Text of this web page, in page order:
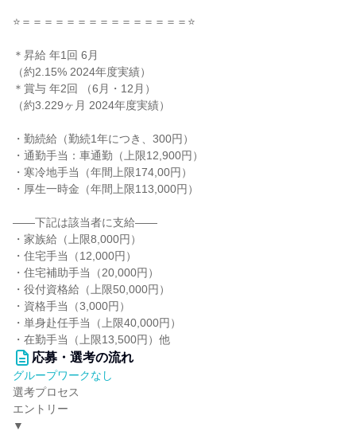
⭐＝＝＝＝＝＝＝＝＝＝＝＝＝＝＝⭐
＊昇給 年1回 6月
（約2.15% 2024年度実績）
＊賞与 年2回 （6月・12月）
（約3.229ヶ月 2024年度実績）
・勤続給（勤続1年につき、300円）
・通勤手当：車通勤（上限12,900円）
・寒冷地手当（年間上限174,00円）
・厚生一時金（年間上限113,000円）
――下記は該当者に支給――
・家族給（上限8,000円）
・住宅手当（12,000円）
・住宅補助手当（20,000円）
・役付資格給（上限50,000円）
・資格手当（3,000円）
・単身赴任手当（上限40,000円）
・在勤手当（上限13,500円）他
応募・選考の流れ
グループワークなし
選考プロセス
エントリー
▼